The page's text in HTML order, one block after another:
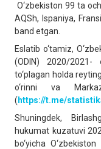
O‘zbekiston 99 ta
AQSh, Ispaniya,
band etgan.
Eslatib o‘tamiz,
(ODIN) 2020/2021-
to‘plagan holda
o‘rinni va
( https://t.me/
Shuningdek,
hukumat kuzatuvi
bo‘yicha